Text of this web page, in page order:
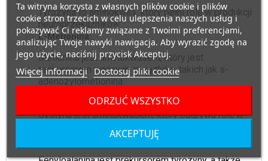
Tyrozyna to aminokwas, który pełni rolę w produkcji
neuroprzekaźników.
L-Metionina:
Metionina jest aminokwasem, który jest
prekursorem ważnych związków, takich jak s-
adenozylometionina.
Cystyna jest aminokwasem, który odgrywa rolę w
L-Fenyloalanina:
Ta witryna korzysta z własnych plików cookie i plików
cookie stron trzecich w celu ulepszenia naszych usług i
pokazywać Ci reklamy związane z Twoimi preferencjami,
analizując Twoje nawyki nawigacja. Aby wyrazić zgodę na
jego użycie, naciśnij przycisk Akceptuj.
Więcej informacji Dostosuj pliki cookie
ODRZUĆ WSZYSTKO
AKCEPTUJĘ